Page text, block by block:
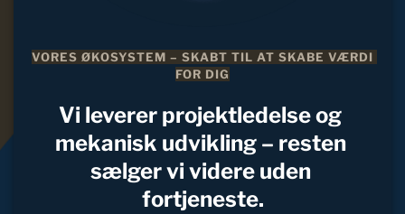
VORES ØKOSYSTEM – SKABT TIL AT SKABE VÆRDI
FOR DIG
Vi leverer projektledelse og
mekanisk udvikling – resten
sælger vi videre uden
fortjeneste.